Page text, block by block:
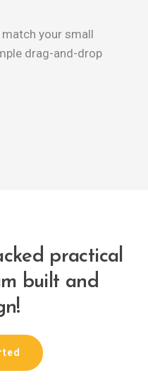
your small
drag-and-drop
practical
built and